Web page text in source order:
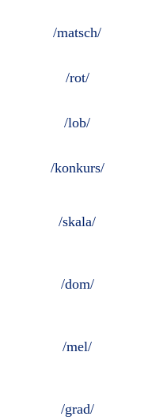
/matsch/
/rot/
/lob/
/konkurs/
/skala/
/dom/
/mel/
/grad/